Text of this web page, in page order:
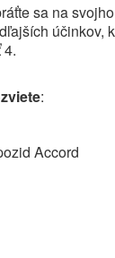
sa na
účinkov,
:
Accord